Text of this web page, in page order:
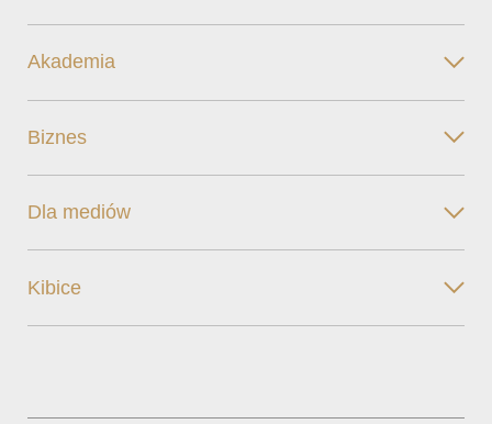
Akademia
Biznes
Dla mediów
Kibice